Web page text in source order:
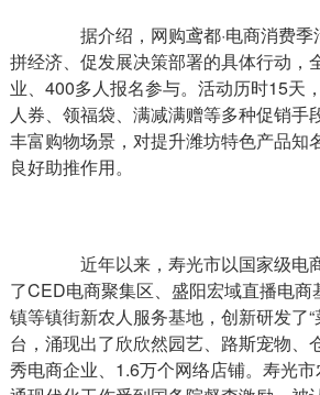
据介绍，网购鸢都·电商消费季
拼经济、促发展决策部署的具体行动，
业、400多人报名参与。活动历时15天
人券、领福袋、满减满赠等多种促销手
丰富购物场景，对提升潍坊特色产品知
良好助推作用。
近年以来，寿光市以国家级电
了CED电商聚集区、盛阳宏域直播电商
镇等镇街新农人服务基地，创新研发了
台，涌现出了欣欣然园艺、路斯宠物、
秀电商企业、1.6万个网络店铺。寿光